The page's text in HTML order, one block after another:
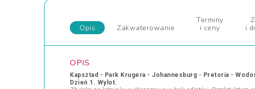
Opis Zakwaterowanie
Terminy
i ceny
i
OPIS
Kapsztad - Park Krugera - Johannesburg - Pretoria -
Dzień 1. Wylot.